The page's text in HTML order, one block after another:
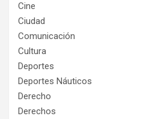
Cine
Ciudad
Comunicación
Cultura
Deportes
Deportes Náuticos
Derecho
Derechos